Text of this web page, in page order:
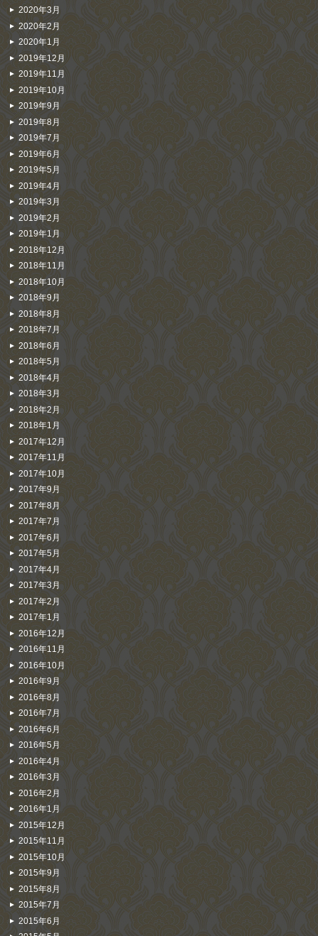
2020年3月
2020年2月
2020年1月
2019年12月
2019年11月
2019年10月
2019年9月
2019年8月
2019年7月
2019年6月
2019年5月
2019年4月
2019年3月
2019年2月
2019年1月
2018年12月
2018年11月
2018年10月
2018年9月
2018年8月
2018年7月
2018年6月
2018年5月
2018年4月
2018年3月
2018年2月
2018年1月
2017年12月
2017年11月
2017年10月
2017年9月
2017年8月
2017年7月
2017年6月
2017年5月
2017年4月
2017年3月
2017年2月
2017年1月
2016年12月
2016年11月
2016年10月
2016年9月
2016年8月
2016年7月
2016年6月
2016年5月
2016年4月
2016年3月
2016年2月
2016年1月
2015年12月
2015年11月
2015年10月
2015年9月
2015年8月
2015年7月
2015年6月